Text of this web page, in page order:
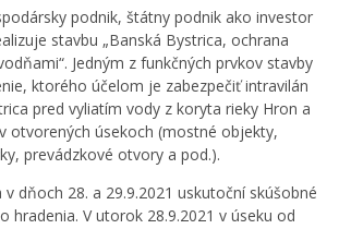
podnik, štátny podnik ako investor
stavbu „Banská Bystrica, ochrana
Jedným z funkčných prvkov stavby
ktorého účelom je zabezpečiť intravilán
pred vyliatím vody z koryta rieky Hron a
otvorených úsekoch (mostné objekty,
prevádzkové otvory a pod.).
dňoch 28. a 29.9.2021 uskutoční skúšobné
hradenia. V utorok 28.9.2021 v úseku od